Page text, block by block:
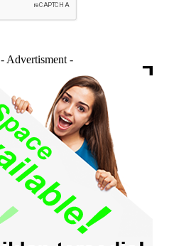
- Advertisment -